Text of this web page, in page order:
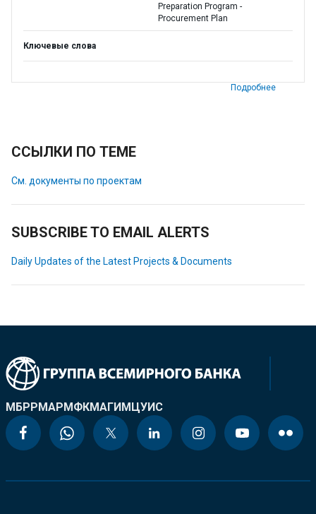
Preparation Program -
Procurement Plan
Ключевые слова
Подробнее
ССЫЛКИ ПО ТЕМЕ
См. документы по проектам
SUBSCRIBE TO EMAIL ALERTS
Daily Updates of the Latest Projects & Documents
МБРРМАРМФКМАГИМЦУИС